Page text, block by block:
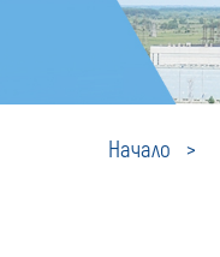
Начало